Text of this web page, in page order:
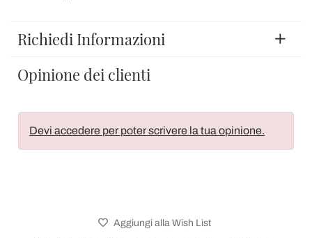
Richiedi Informazioni
Opinione dei clienti
Devi accedere per poter scrivere la tua opinione.
Aggiungi alla Wish List